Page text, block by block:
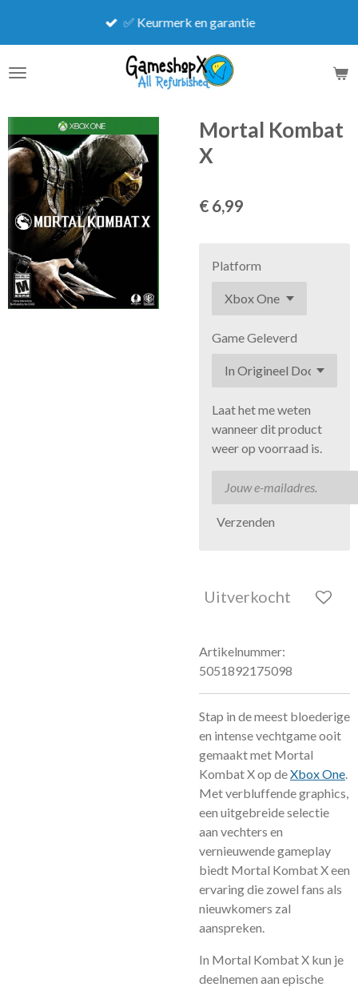
de
✅ Keurmerk en garantie
Mortal Kombat
X
€ 6,99
Platform
Game Geleverd
Laat het me weten
wanneer dit product
weer op voorraad is.
Verzenden
Uitverkocht
Artikelnummer:
5051892175098
Stap in de meest bloederige
en intense vechtgame ooit
gemaakt met Mortal
Kombat X op deXbox One.
Met verbluffende graphics,
een uitgebreide selectie
aan vechters en
vernieuwende gameplay
biedt Mortal Kombat X een
ervaring die zowel fans als
nieuwkomers zal
aanspreken.
In Mortal Kombat X kun je
deelnemen aan epische